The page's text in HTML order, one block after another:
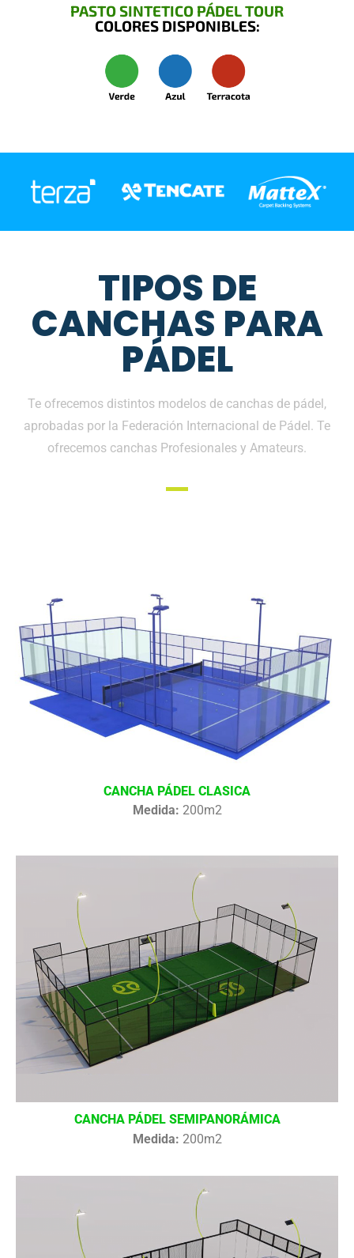
PASTO SINTETICO PÁDEL TOUR
COLORES DISPONIBLES:
TIPOS DE
CANCHAS PARA
PÁDEL
Te ofrecemos distintos modelos de canchas de pádel,
aprobadas por la Federación Internacional de Pádel. Te
ofrecemos canchas Profesionales y Amateurs.
CANCHA PÁDEL CLASICA
Medida: 200m2
CANCHA PÁDEL SEMIPANORÁMICA
Medida: 200m2